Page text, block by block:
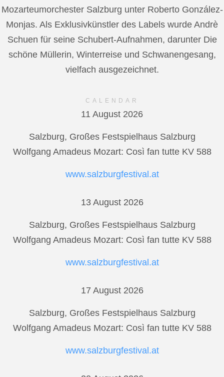
Mozarteumorchester Salzburg unter Roberto González-
Monjas. Als Exklusivkünstler des Labels wurde Andrè
Schuen für seine Schubert-Aufnahmen, darunter Die
schöne Müllerin, Winterreise und Schwanengesang,
vielfach ausgezeichnet.
CALENDAR
11 August 2026
Salzburg, Großes Festspielhaus Salzburg
Wolfgang Amadeus Mozart: Così fan tutte KV 588
www.salzburgfestival.at
13 August 2026
Salzburg, Großes Festspielhaus Salzburg
Wolfgang Amadeus Mozart: Così fan tutte KV 588
www.salzburgfestival.at
17 August 2026
Salzburg, Großes Festspielhaus Salzburg
Wolfgang Amadeus Mozart: Così fan tutte KV 588
www.salzburgfestival.at